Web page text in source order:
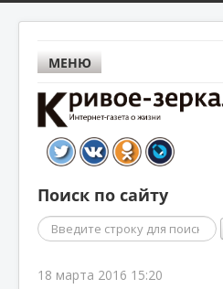
МЕНЮ
Поиск по сайту
Поиск
18 марта 2016 15:20